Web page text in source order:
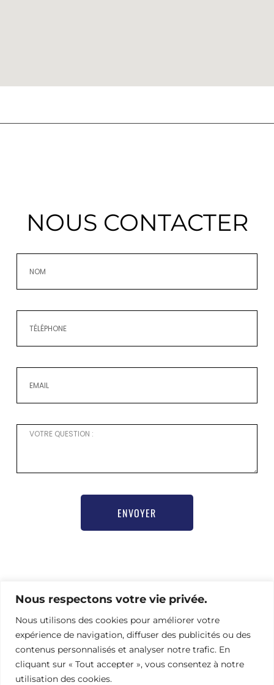
Nous respectons votre vie privée.
Nous utilisons des cookies pour améliorer votre
expérience de navigation, diffuser des publicités ou des
contenus personnalisés et analyser notre trafic. En
cliquant sur « Tout accepter », vous consentez à notre
utilisation des cookies.
NOUS CONTACTER
ENVOYER
pour vous inscrire,
Nathalie Hamel bioprogsbr@gmail.com TEL : +33 6 23
08 79 66
Adresse Mentions légales